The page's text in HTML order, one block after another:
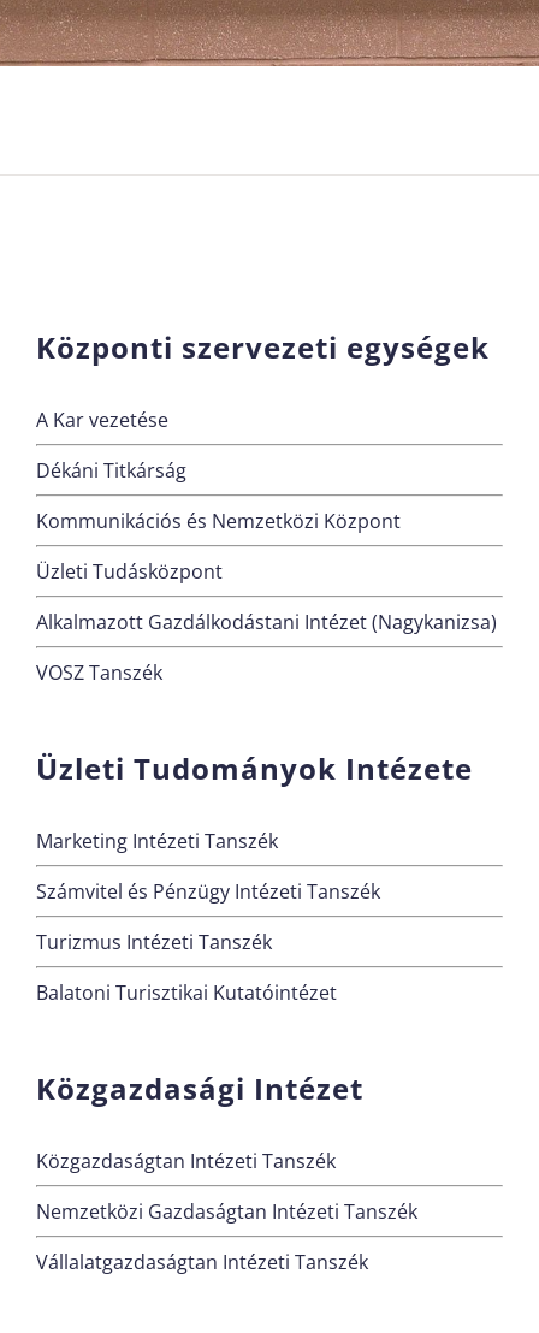
Központi szervezeti egységek
A Kar vezetése
Dékáni Titkárság
Kommunikációs és Nemzetközi Központ
Üzleti Tudásközpont
Alkalmazott Gazdálkodástani Intézet (Nagykanizsa)
VOSZ Tanszék
Üzleti Tudományok Intézete
Marketing Intézeti Tanszék
Számvitel és Pénzügy Intézeti Tanszék
Turizmus Intézeti Tanszék
Balatoni Turisztikai Kutatóintézet
Közgazdasági Intézet
Közgazdaságtan Intézeti Tanszék
Nemzetközi Gazdaságtan Intézeti Tanszék
Vállalatgazdaságtan Intézeti Tanszék